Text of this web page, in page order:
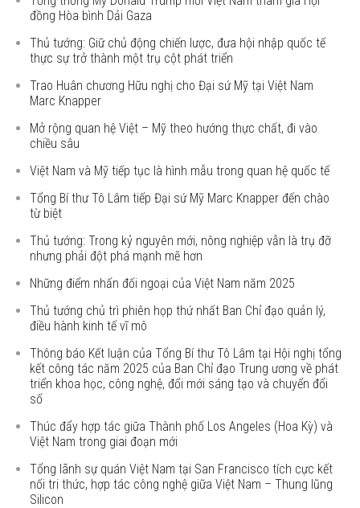
đồng Hòa bình Dải Gaza
Thủ tướng: Giữ chủ động chiến lược, đưa hội nhập quốc tế
thực sự trở thành một trụ cột phát triển
Trao Huân chương Hữu nghị cho Đại sứ Mỹ tại Việt Nam
Marc Knapper
Mở rộng quan hệ Việt – Mỹ theo hướng thực chất, đi vào
chiều sâu
Việt Nam và Mỹ tiếp tục là hình mẫu trong quan hệ quốc tế
Tổng Bí thư Tô Lâm tiếp Đại sứ Mỹ Marc Knapper đến chào
từ biệt
Thủ tướng: Trong kỷ nguyên mới, nông nghiệp vẫn là trụ đỡ
nhưng phải đột phá mạnh mẽ hơn
Những điểm nhấn đối ngoại của Việt Nam năm 2025
Thủ tướng chủ trì phiên họp thứ nhất Ban Chỉ đạo quản lý,
điều hành kinh tế vĩ mô
Thông báo Kết luận của Tổng Bí thư Tô Lâm tại Hội nghị tổng
kết công tác năm 2025 của Ban Chỉ đạo Trung ương về phát
triển khoa học, công nghệ, đổi mới sáng tạo và chuyển đổi
số
Thúc đẩy hợp tác giữa Thành phố Los Angeles (Hoa Kỳ) và
Việt Nam trong giai đoạn mới
Tổng lãnh sự quán Việt Nam tại San Francisco tích cực kết
nối tri thức, hợp tác công nghệ giữa Việt Nam – Thung lũng
Silicon